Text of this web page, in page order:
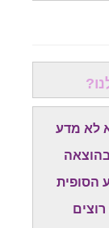
לא מדע
הסופית